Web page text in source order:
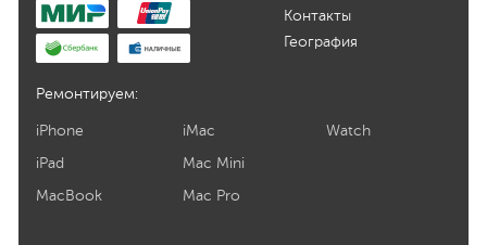
Контакты
География
Ремонтируем:
iPhone
iPad
MacBook
iMac
Mac Mini
Mac Pro
Watch